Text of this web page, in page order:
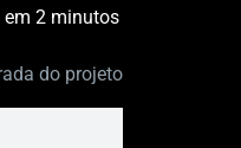
em 2 minutos
do projeto